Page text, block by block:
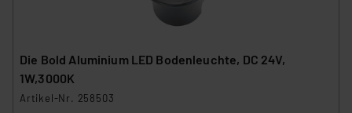
Die Bold Aluminium LED Bodenleuchte, DC 24V,
1W,3000K
Artikel-Nr. 258503